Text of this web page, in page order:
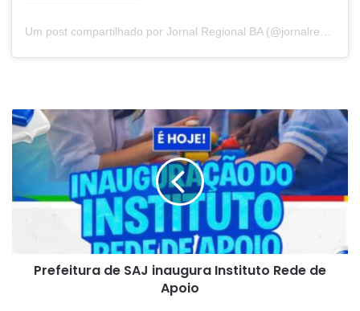
Prefeitura
de
inaugura
Instituto
Rede
Prefeitura de SAJ inaugura Instituto Rede de
Apoio